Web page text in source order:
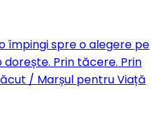
împingi spre o alegere pe
Prin tăcere. Prin
/ Marșul pentru Viață